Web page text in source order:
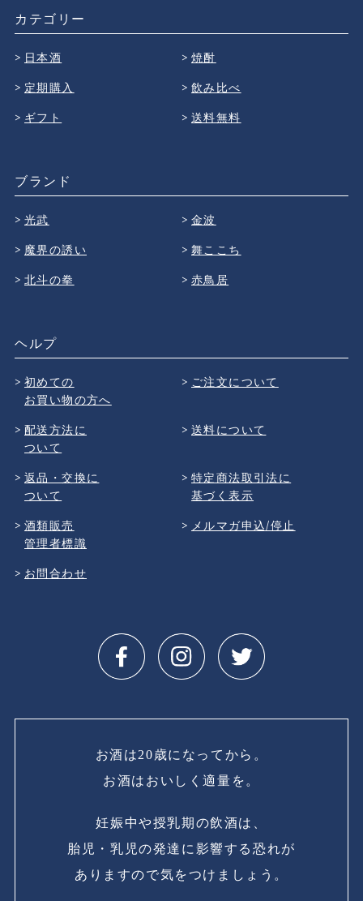
カテゴリー
日本酒
焼酎
定期購入
飲み比べ
ギフト
送料無料
ブランド
光武
金波
魔界の誘い
舞ここち
北斗の拳
赤鳥居
ヘルプ
初めての
お買い物の方へ
ご注文について
配送方法に
ついて
送料について
返品・交換に
ついて
特定商法取引法に
基づく表示
酒類販売
管理者標識
メルマガ申込/停止
お問合わせ
お酒は20歳になってから。
お酒はおいしく適量を。
妊娠中や授乳期の飲酒は、
胎児・乳児の発達に影響する恐れが
ありますので気をつけましょう。